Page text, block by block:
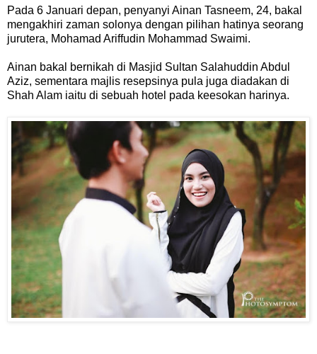
Pada 6 Januari depan, penyanyi Ainan Tasneem, 24, bakal
mengakhiri zaman solonya dengan pilihan hatinya seorang
jurutera, Mohamad Ariffudin Mohammad Swaimi.
Ainan bakal bernikah di Masjid Sultan Salahuddin Abdul
Aziz, sementara majlis resepsinya pula juga diadakan di
Shah Alam iaitu di sebuah hotel pada keesokan harinya.